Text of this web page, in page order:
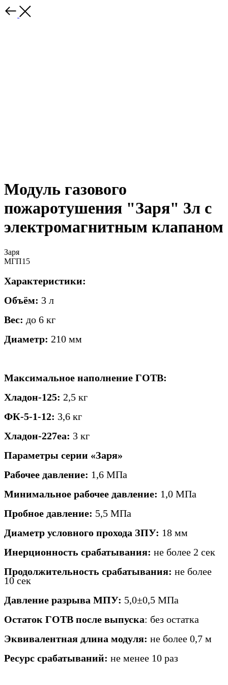
Модуль газового
пожаротушения "Заря" 3л с
электромагнитным клапаном
Заря
МГП15
Характеристики:
Объём: 3 л
Вес: до 6 кг
Диаметр: 210 мм
Максимальное наполнение ГОТВ:
Хладон-125: 2,5 кг
ФК-5-1-12: 3,6 кг
Хладон-227еа: 3 кг
Параметры серии «Заря»
Рабочее давление: 1,6 МПа
Минимальное рабочее давление: 1,0 МПа
Пробное давление: 5,5 МПа
Диаметр условного прохода ЗПУ: 18 мм
Инерционность срабатывания: не более 2 сек
Продолжительность срабатывания: не более
10 сек
Давление разрыва МПУ: 5,0±0,5 МПа
Остаток ГОТВ после выпуска: без остатка
Эквивалентная длина модуля: не более 0,7 м
Ресурс срабатываний: не менее 10 раз